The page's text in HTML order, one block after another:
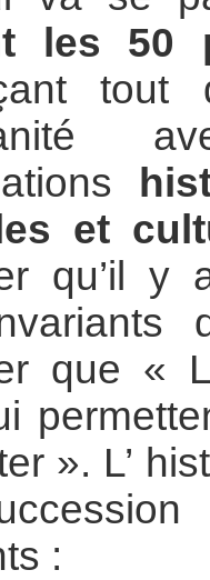
les 50
tout
et
qu’il y
que «
». L’
: